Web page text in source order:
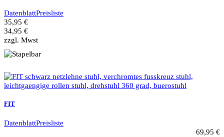
DatenblattPreisliste
35,95 €
34,95 €
zzgl. Mwst
FIT
DatenblattPreisliste
69,95 €